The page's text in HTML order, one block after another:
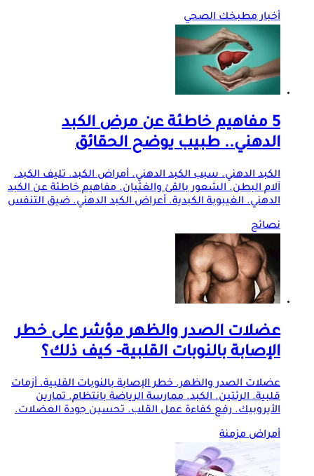
أخبار مطبخك الصحي
5 مفاهيم خاطئة عن مرض الكبد
الدهني.. طبيب يوضح الحقائق
الكبد الدهني. سبب الكبد الدهني. أمراض الكبد. تليف الكبد.
آلام البطن. الشعور بالقئ والغثيان. مفاهيم خاطئة عن الكبد
الدهني. الغيبوبة الكبدية. أعراض الكبد الدهني. ضيق التنفس
نصائح
عضلات الصدر والظهر مؤشر على خطر
الإصابة بالنوبات القلبية- كيف ذلك؟
عضلات الصدر والظهر. خطر الإصابة بالنوبات القلبية. أزمات
قلبية. الرئتين. الكبد. ممارسة الرياضة بانتظام. تمارين
الأيروبيك. رفع كفاءة عمل القلب. تحسين جودة العضلات.
أمراض مزمنة